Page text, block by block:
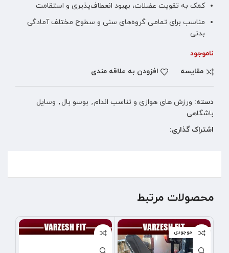
کمک به تقویت عضلات، بهبود انعطاف‌پذیری و استقامت
مناسب برای تمامی گروه‌های سنی و سطوح مختلف آمادگی
بدنی
ناموجود
مقایسه
افزودن به علاقه مندی
دسته: ورزش های هوازی و تناسب اندام, بوسو بال, وسایل
باشگاهی
اشتراک گذاری:
محصولات مرتبط
اتمام موجودی